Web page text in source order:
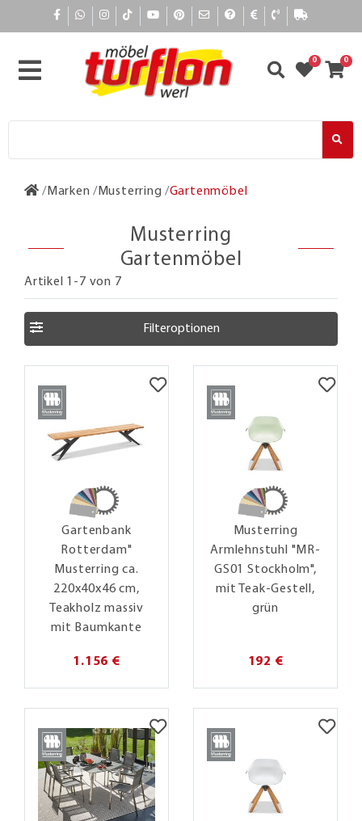
0 0
Marken Musterring Gartenmöbel
Musterring
Gartenmöbel
Artikel 1-7 von 7
Filteroptionen
Gartenbank
Rotterdam"
Musterring ca.
220x40x46 cm,
Teakholz massiv
mit Baumkante
1.156 €
Musterring
Armlehnstuhl "MR-
GS01 Stockholm",
mit Teak-Gestell,
grün
192 €